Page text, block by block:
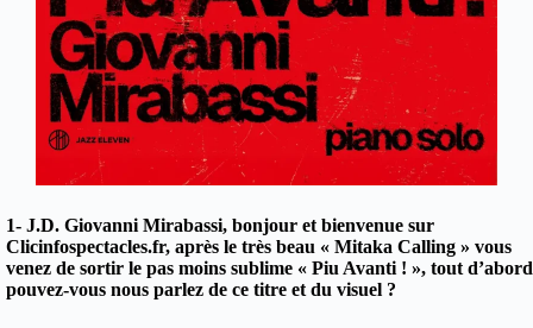
1- J.D. Giovanni Mirabassi, bonjour et bienvenue sur
Clicinfospectacles.fr, après le très beau « Mitaka Calling » vous
venez de sortir le pas moins sublime « Piu Avanti ! », tout d’abord
pouvez-vous nous parlez de ce titre et du visuel ?